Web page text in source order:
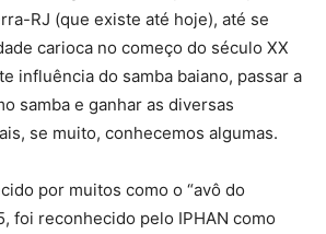
RJ (que existe até hoje), até se
carioca no começo do século XX
influência do samba baiano, passar a
samba e ganhar as diversas
se muito, conhecemos algumas.
por muitos como o “avô do
foi reconhecido pelo IPHAN como